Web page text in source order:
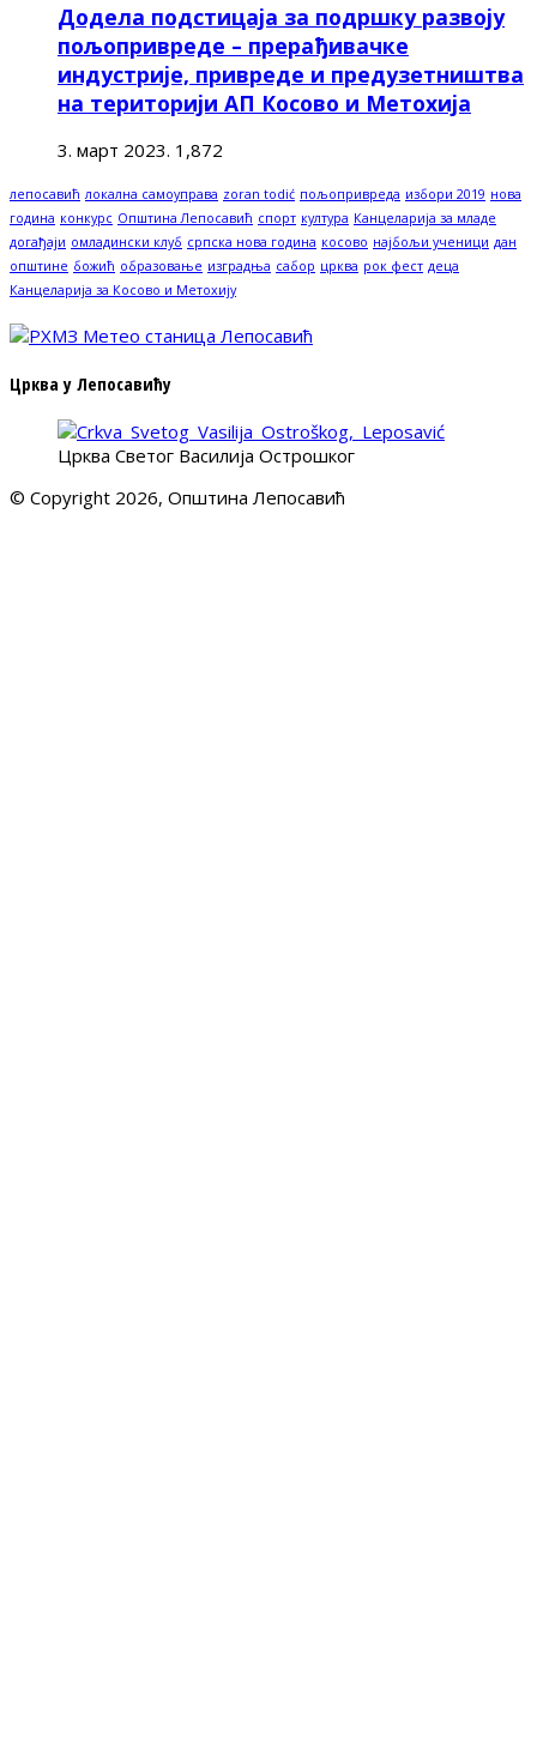
Додела подстицаја за подршку развоју
пољопривреде – прерађивачке
индустрије, привреде и предузетништва
на територији АП Косово и Метохија
3. март 2023. 1,872
лепосавић локална самоуправа zoran todić пољопривреда избори 2019 нова
година конкурс Општина Лепосавић спорт култура Канцеларија за младе
догађаји омладински клуб српска нова година косово најбољи ученици дан
општине божић образовање изградња сабор црква рок фест деца
Канцеларија за Косово и Метохију
Црква у Лепосавићу
Црква Светог Василија Острошког
© Copyright 2026, Општина Лепосавић